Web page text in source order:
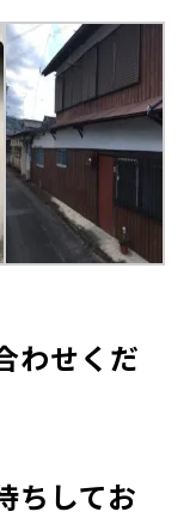
わせくだ
ちしてお